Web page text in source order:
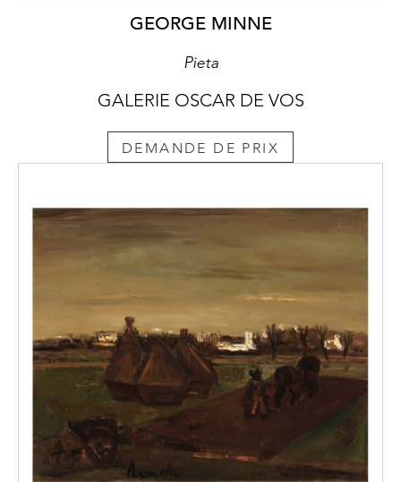
GEORGE MINNE
Pieta
GALERIE OSCAR DE VOS
DEMANDE DE PRIX